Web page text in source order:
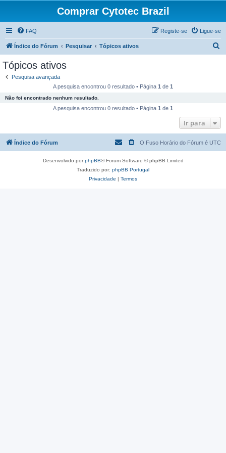
Comprar Cytotec Brazil
FAQ Ligue-se
Registe-se
Índice do Fórum Pesquisar Tópicos ativos
s
r
Tópicos ativos
Pesquisa avançada
A pesquisa encontrou 0 resultado • Página 1 de 1
Não foi encontrado nenhum resultado.
A pesquisa encontrou 0 resultado • Página 1 de 1
Ir para
Índice do Fórum O Fuso Horário do Fórum é UTC
Desenvolvido porphpBB® Forum Software © phpBB Limited
Traduzido por: phpBB Portugal
Privacidade | Termos